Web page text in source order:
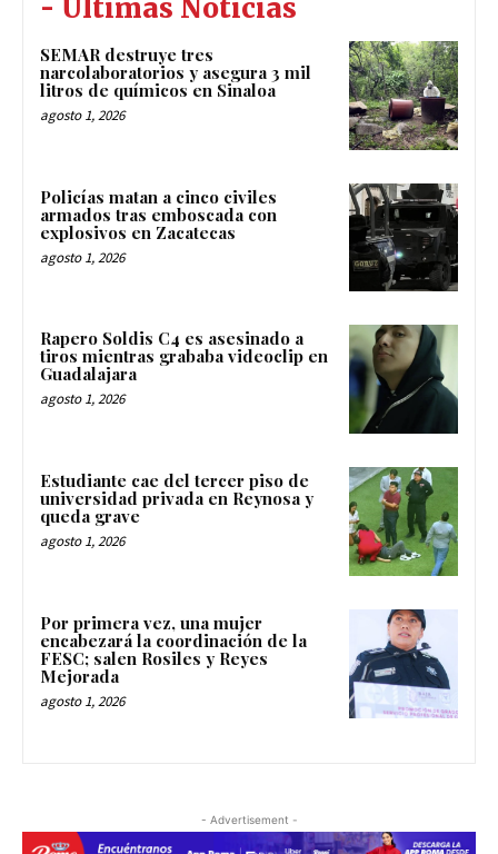
- Últimas Noticias
SEMAR destruye tres
narcolaboratorios y asegura 3 mil
litros de químicos en Sinaloa
agosto 1, 2026
Policías matan a cinco civiles
armados tras emboscada con
explosivos en Zacatecas
agosto 1, 2026
Rapero Soldis C4 es asesinado a
tiros mientras grababa videoclip en
Guadalajara
agosto 1, 2026
Estudiante cae del tercer piso de
universidad privada en Reynosa y
queda grave
agosto 1, 2026
Por primera vez, una mujer
encabezará la coordinación de la
FESC; salen Rosiles y Reyes
Mejorada
agosto 1, 2026
- Advertisement -